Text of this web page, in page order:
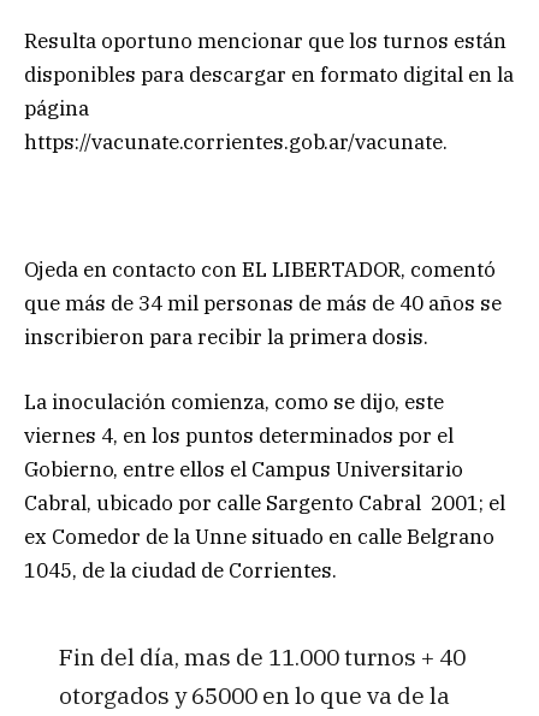
Resulta oportuno mencionar que los turnos están
disponibles para descargar en formato digital en la
página
https://vacunate.corrientes.gob.ar/vacunate.
Ojeda en contacto con EL LIBERTADOR, comentó
que más de 34 mil personas de más de 40 años se
inscribieron para recibir la primera dosis.
La inoculación comienza, como se dijo, este
viernes 4, en los puntos determinados por el
Gobierno, entre ellos el Campus Universitario
Cabral, ubicado por calle Sargento Cabral 2001; el
ex Comedor de la Unne situado en calle Belgrano
1045, de la ciudad de Corrientes.
Fin del día, mas de 11.000 turnos + 40
otorgados y 65000 en lo que va de la